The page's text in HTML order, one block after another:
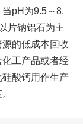
pH为9.5～8.
片钠铝石为主
的低成本回收
工产品或者经
酸钙用作生产